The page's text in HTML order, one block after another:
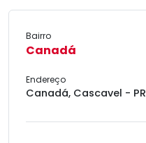
Bairro
Canadá
Endereço
Canadá, Cascavel - PR